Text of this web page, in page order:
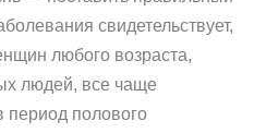
свидетельствует,
любого возраста,
людей, все чаще
период полового